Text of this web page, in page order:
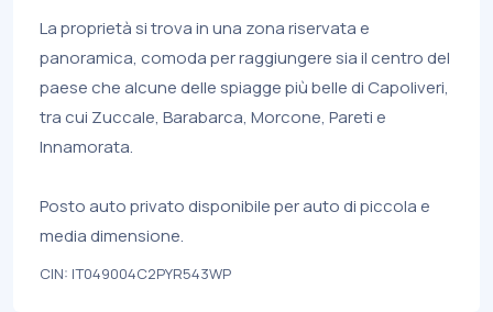
La proprietà si trova in una zona riservata e
panoramica, comoda per raggiungere sia il centro del
paese che alcune delle spiagge più belle di Capoliveri,
tra cui Zuccale, Barabarca, Morcone, Pareti e
Innamorata.
Posto auto privato disponibile per auto di piccola e
media dimensione.
CIN: IT049004C2PYR543WP